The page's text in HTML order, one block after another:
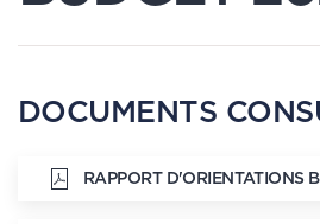
DOCUMENTS
RAPPORT D'ORIENTATIONS